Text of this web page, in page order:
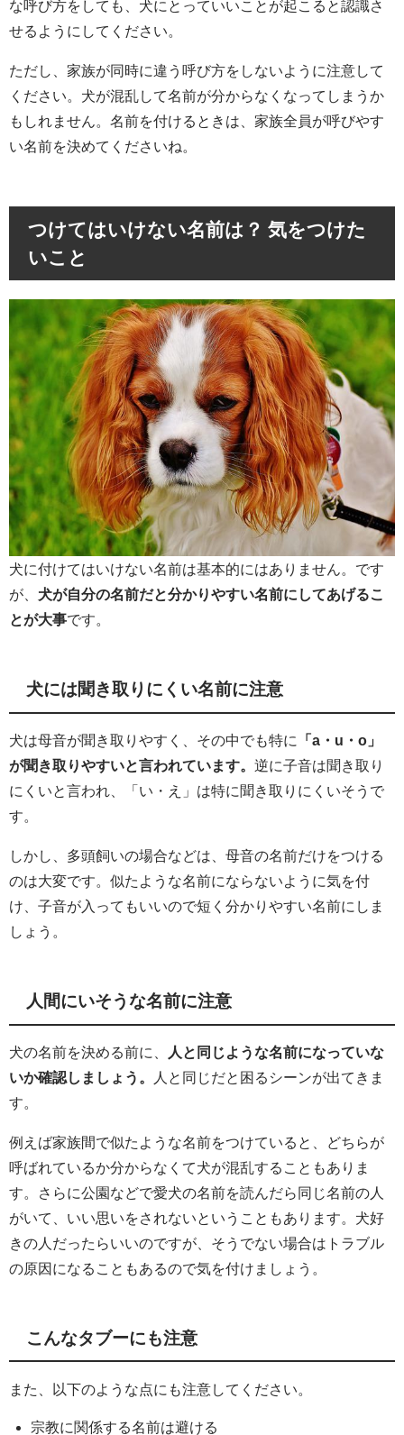
な呼び方をしても、犬にとっていいことが起こると認識さ
せるようにしてください。
ただし、家族が同時に違う呼び方をしないように注意して
ください。犬が混乱して名前が分からなくなってしまうか
もしれません。名前を付けるときは、家族全員が呼びやす
い名前を決めてくださいね。
つけてはいけない名前は？ 気をつけた
いこと
犬に付けてはいけない名前は基本的にはありません。です
が、 犬が自分の名前だと分かりやすい名前にしてあげるこ
とが大事です。
犬には聞き取りにくい名前に注意
犬は母音が聞き取りやすく、その中でも特に
「a・u・o」
が聞き取りやすいと言われています。 逆に子音は聞き取り
にくいと言われ、「い・え」は特に聞き取りにくいそうで
す。
しかし、多頭飼いの場合などは、母音の名前だけをつける
のは大変です。似たような名前にならないように気を付
け、子音が入ってもいいので短く分かりやすい名前にしま
しょう。
人間にいそうな名前に注意
犬の名前を決める前に、
人と同じような名前になっていな
いか確認しましょう。
人と同じだと困るシーンが出てきま
す。
例えば家族間で似たような名前をつけていると、どちらが
呼ばれているか分からなくて犬が混乱することもありま
す。さらに公園などで愛犬の名前を読んだら同じ名前の人
がいて、いい思いをされないということもあります。犬好
きの人だったらいいのですが、そうでない場合はトラブル
の原因になることもあるので気を付けましょう。
こんなタブーにも注意
また、以下のような点にも注意してください。
宗教に関係する名前は避ける